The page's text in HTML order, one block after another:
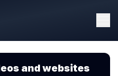
and websites